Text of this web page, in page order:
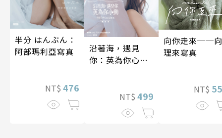
半分 はんぶん：
阿部瑪利亞寫真
NT$ 476
沿著海，遇見
你：英為你心動
NT$ 499
向你走來──向
理來寫真
NT$